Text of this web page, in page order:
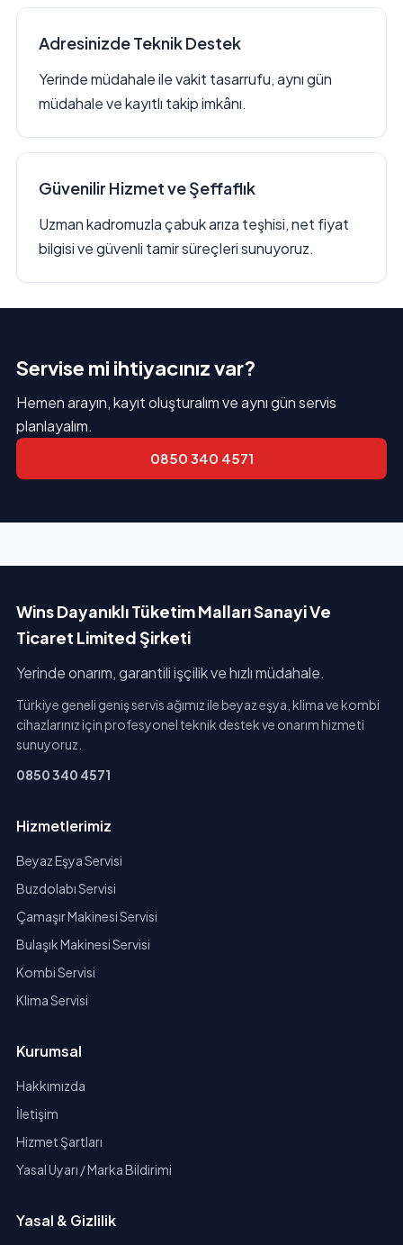
Adresinizde Teknik Destek
Yerinde müdahale ile vakit tasarrufu, aynı gün
müdahale ve kayıtlı takip imkânı.
Güvenilir Hizmet ve Şeffaflık
Uzman kadromuzla çabuk arıza teşhisi, net fiyat
bilgisi ve güvenli tamir süreçleri sunuyoruz.
Servise mi ihtiyacınız var?
Hemen arayın, kayıt oluşturalım ve aynı gün servis
planlayalım.
0850 340 4571
Wins Dayanıklı Tüketim Malları Sanayi Ve
Ticaret Limited Şirketi
Yerinde onarım, garantili işçilik ve hızlı müdahale.
Türkiye geneli geniş servis ağımız ile beyaz eşya, klima ve kombi
cihazlarınız için profesyonel teknik destek ve onarım hizmeti
sunuyoruz.
0850 340 4571
Hizmetlerimiz
Beyaz Eşya Servisi
Buzdolabı Servisi
Çamaşır Makinesi Servisi
Bulaşık Makinesi Servisi
Kombi Servisi
Klima Servisi
Kurumsal
Hakkımızda
İletişim
Hizmet Şartları
Yasal Uyarı / Marka Bildirimi
Yasal & Gizlilik